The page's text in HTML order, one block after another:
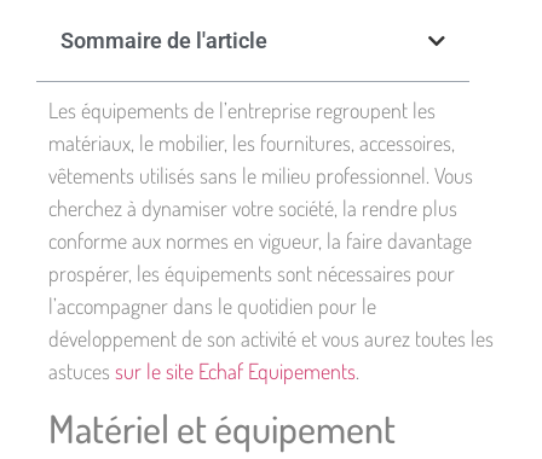
Sommaire de l'article
Les équipements de l’entreprise regroupent les
matériaux, le mobilier, les fournitures, accessoires,
vêtements utilisés sans le milieu professionnel. Vous
cherchez à dynamiser votre société, la rendre plus
conforme aux normes en vigueur, la faire davantage
prospérer, les équipements sont nécessaires pour
l’accompagner dans le quotidien pour le
développement de son activité et vous aurez toutes les
astuces sur le site Echaf Equipements.
Matériel et équipement